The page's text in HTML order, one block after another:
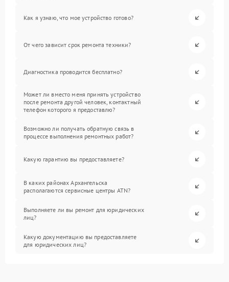
Как я узнаю, что мое устройство готово?
От чего зависит срок ремонта техники?
Диагностика проводится бесплатно?
Может ли вместо меня принять устройство
после ремонта другой человек, контактный
телефон которого я предоставлю?
Возможно ли получать обратную связь в
процессе выполнения ремонтных работ?
Какую гарантию вы предоставляете?
В каких районах Архангельска
располагаются сервисные центры ATN?
Выполняете ли вы ремонт для юридических
лиц?
Какую документацию вы предоставляете
для юридических лиц?